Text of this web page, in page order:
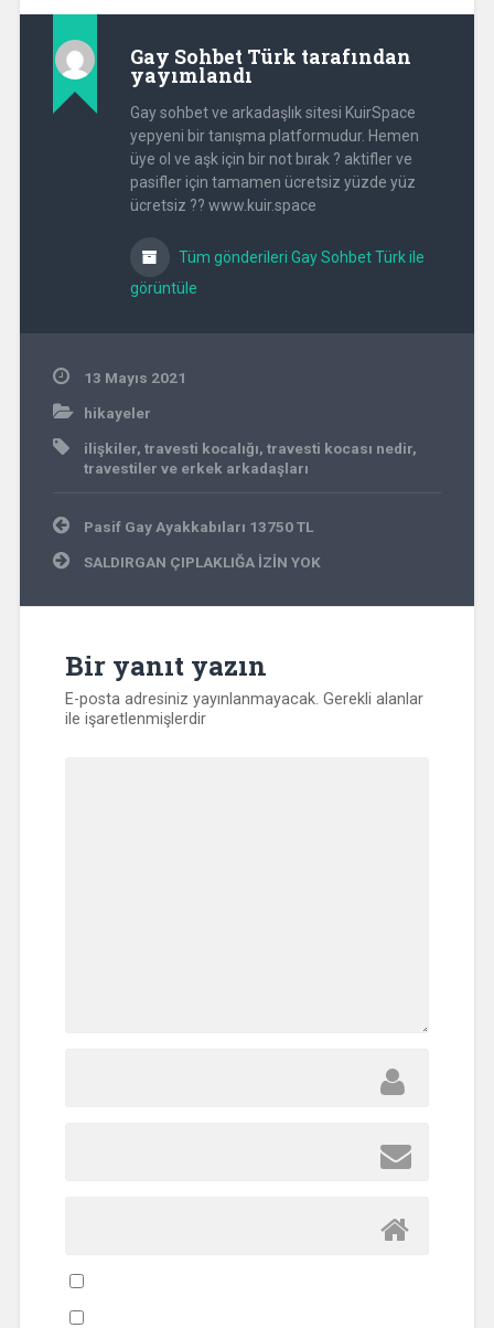
Gay Sohbet Türk tarafından
yayımlandı
Gay sohbet ve arkadaşlık sitesi KuirSpace
yepyeni bir tanışma platformudur. Hemen
üye ol ve aşk için bir not bırak ? aktifler ve
pasifler için tamamen ücretsiz yüzde yüz
ücretsiz ?? www.kuir.space
Tüm gönderileri Gay Sohbet Türk ile
görüntüle
13 Mayıs 2021
hikayeler
ilişkiler, travesti kocalığı, travesti kocası nedir,
travestiler ve erkek arkadaşları
Yazı
gezinmesi
Pasif Gay Ayakkabıları 13750 TL
SALDIRGAN ÇIPLAKLIĞA İZİN YOK
Bir yanıt yazın
E-posta adresiniz yayınlanmayacak. Gerekli alanlar
ile işaretlenmişlerdir